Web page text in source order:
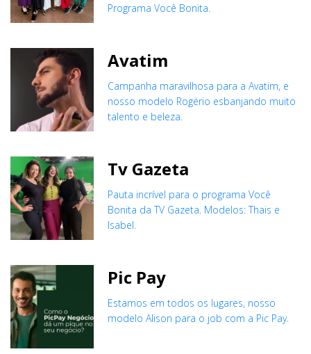
Programa Você Bonita.
Avatim
Campanha maravilhosa para a Avatim, e
nosso modelo Rogério esbanjando muito
talento e beleza.
Tv Gazeta
Pauta incrível para o programa Você
Bonita da TV Gazeta. Modelos: Thais e
Isabel.
Pic Pay
Estamos em todos os lugares, nosso
modelo Alison para o job com a Pic Pay.